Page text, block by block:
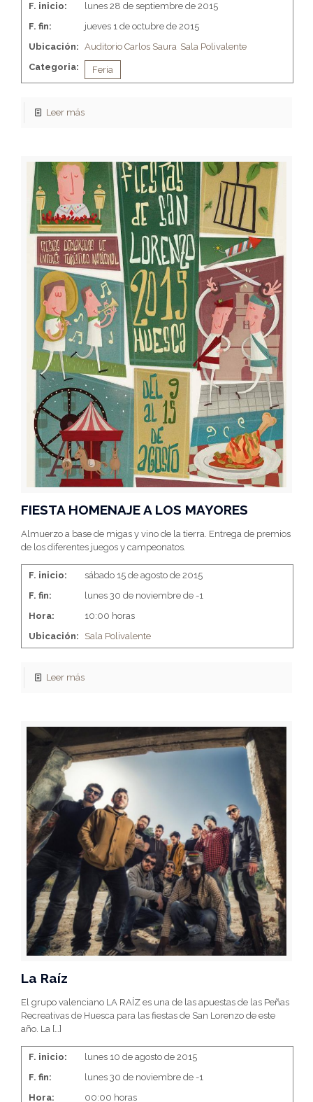
F. inicio:
lunes 28 de septiembre de 2015
F. fin:
jueves 1 de octubre de 2015
Ubicación: Auditorio Carlos Saura Sala Polivalente
Categoria:
Feria
Leer más
FIESTA HOMENAJE A LOS MAYORES
Almuerzo a base de migas y vino de la tierra. Entrega de premios
de los diferentes juegos y campeonatos.
F. inicio:
sábado 15 de agosto de 2015
F. fin:
lunes 30 de noviembre de -1
Hora:
10:00 horas
Ubicación:
Sala Polivalente
Leer más
La Raíz
El grupo valenciano LA RAÍZ es una de las apuestas de las Peñas
Recreativas de Huesca para las fiestas de San Lorenzo de este
año. La […]
F. inicio:
lunes 10 de agosto de 2015
F. fin:
lunes 30 de noviembre de -1
Hora:
00:00 horas